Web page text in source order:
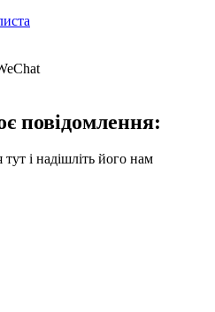
повідомлення:
і надішліть його нам